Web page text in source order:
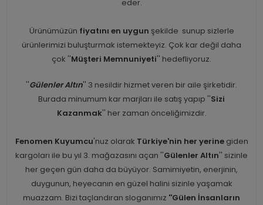
eder.
Ürünümüzün fiyatını en uygun şekilde sunup sizlerle
ürünlerimizi buluşturmak istemekteyiz. Çok kar değil daha
çok ''Müşteri Memnuniyeti'' hedefliyoruz.
''Gülenler Altın'' 3 nesildir hizmet veren bir aile şirketidir.
Burada minumum kar marjları ile satış yapıp ''Sizi
Kazanmak'' her zaman önceliğimizdir.
Fenomen Kuyumcu'nuz olarak Türkiye'nin her yerinegiden
kargoları ile bu yıl 3. mağazasını açan ''Gülenler Altın'' sizinle
her geçen gün daha da büyüyor. Samimiyetin, enerjinin,
duygunun, heyecanın en güzel halini sizinle yaşamak
muazzam. Bizi taçlandıran sloganımız ''Gülen İnsanların